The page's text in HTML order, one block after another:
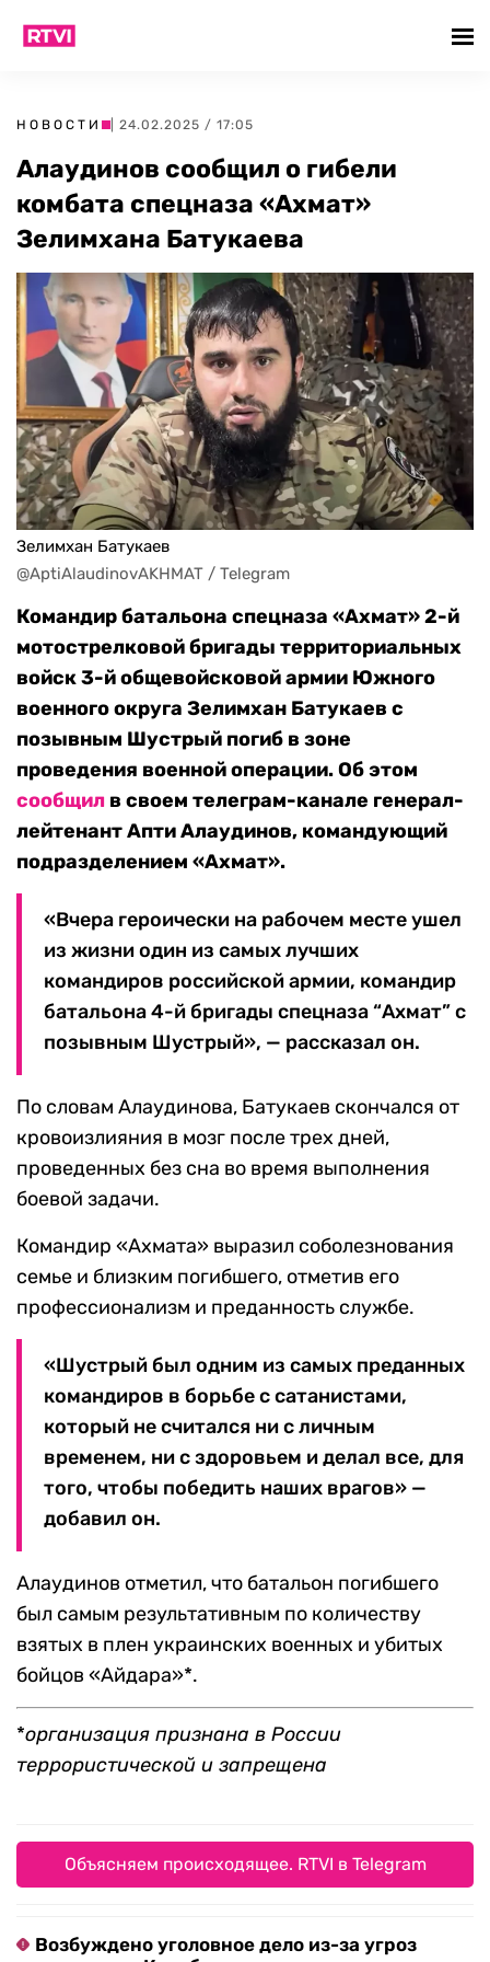
НОВОСТИ | 24.02.2025 / 17:05
Алаудинов сообщил о гибели
комбата спецназа «Ахмат»
Зелимхана Батукаева
Зелимхан Батукаев
@AptiAlaudinovAKHMAT / Telegram
Командир батальона спецназа «Ахмат» 2-й
мотострелковой бригады территориальных
войск 3-й общевойсковой армии Южного
военного округа Зелимхан Батукаев с
позывным Шустрый погиб в зоне
проведения военной операции. Об этом
сообщил в своем телеграм-канале генерал-
лейтенант Апти Алаудинов, командующий
подразделением «Ахмат».
«Вчера героически на рабочем месте ушел
из жизни один из самых лучших
командиров российской армии, командир
батальона 4-й бригады спецназа “Ахмат” с
позывным Шустрый», — рассказал он.
По словам Алаудинова, Батукаев скончался от
кровоизлияния в мозг после трех дней,
проведенных без сна во время выполнения
боевой задачи.
Командир «Ахмата» выразил соболезнования
семье и близким погибшего, отметив его
профессионализм и преданность службе.
«Шустрый был одним из самых преданных
командиров в борьбе с сатанистами,
который не считался ни с личным
временем, ни с здоровьем и делал все, для
того, чтобы победить наших врагов» —
добавил он.
Алаудинов отметил, что батальон погибшего
был самым результативным по количеству
взятых в плен украинских военных и убитых
бойцов «Айдара»*.
*организация признана в России
террористической и запрещена
Объясняем происходящее. RTVI в Telegram
Возбуждено уголовное дело из-за угроз